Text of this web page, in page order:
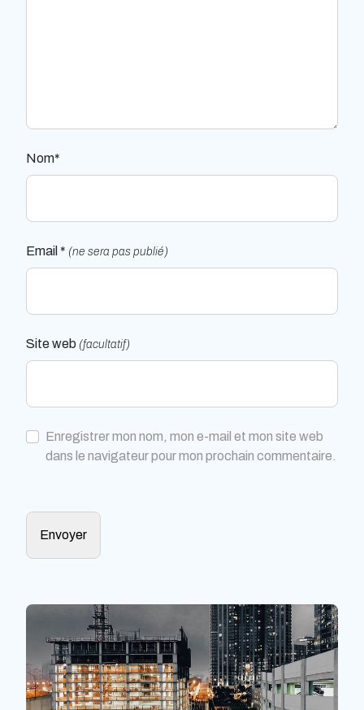
Nom*
Email * (ne sera pas publié)
Site web (facultatif)
Enregistrer mon nom, mon e-mail et mon site web
dans le navigateur pour mon prochain commentaire.